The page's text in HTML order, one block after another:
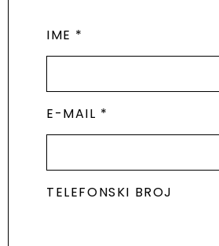
IME *
E-MAIL *
TELEFONSKI BROJ